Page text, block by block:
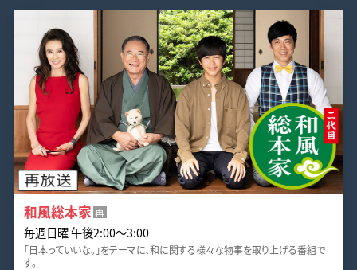
和風総本家 再
毎週日曜 午後2:00～3:00
「日本っていいな。」をテーマに、和に関する様々な物事を取り上げる番組で
す。